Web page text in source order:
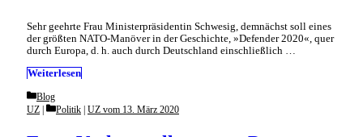
Sehr geehrte Frau Ministerpräsidentin Schwesig, demnächst soll eines
der größten NATO-Manöver in der Geschichte, »Defender 2020«, quer
durch Europa, d. h. auch durch Deutschland einschließlich …
Weiterlesen
Categories
Blog
UZ Categories
Politik | UZ vom 13. März 2020